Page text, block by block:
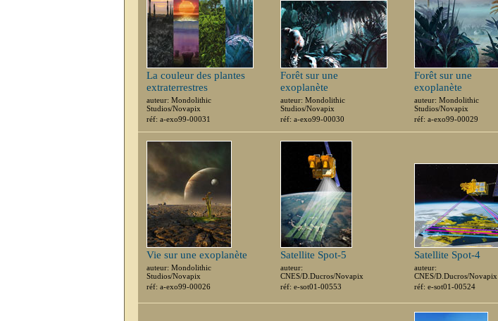
La couleur des plantes
extraterrestres
auteur: Mondolithic
Studios/Novapix
réf: a-exo99-00031
Forêt sur une
exoplanète
auteur: Mondolithic
Studios/Novapix
réf: a-exo99-00030
Forêt sur une
exoplanète
auteur: Mondolithic
Studios/Novapix
réf: a-exo99-00029
Vie sur une exoplanète
auteur: Mondolithic
Studios/Novapix
réf: a-exo99-00026
Satellite Spot-5
auteur:
CNES/D.Ducros/Novapix
réf: e-sot01-00553
Satellite Spot-4
auteur:
CNES/D.Ducros/Novapix
réf: e-sot01-00524